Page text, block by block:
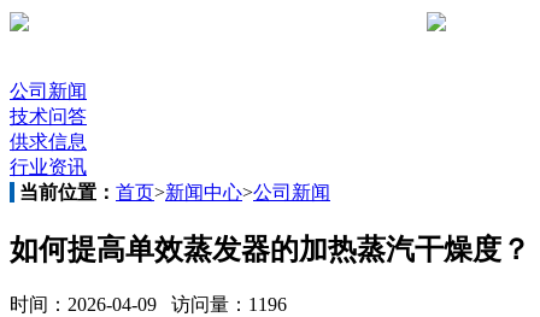
公司新闻
技术问答
供求信息
行业资讯
当前位置： 首页>新闻中心>公司新闻
如何提高单效蒸发器的加热蒸汽干燥度？
时间：2026-04-09 访问量：1196